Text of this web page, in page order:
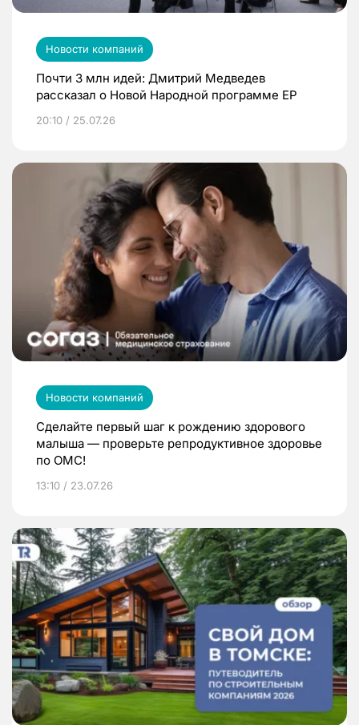
Новости компаний
Почти 3 млн идей: Дмитрий Медведев
рассказал о Новой Народной программе ЕР
20:10 / 25.07.26
Новости компаний
Сделайте первый шаг к рождению здорового
малыша — проверьте репродуктивное здоровье
по ОМС!
13:10 / 23.07.26